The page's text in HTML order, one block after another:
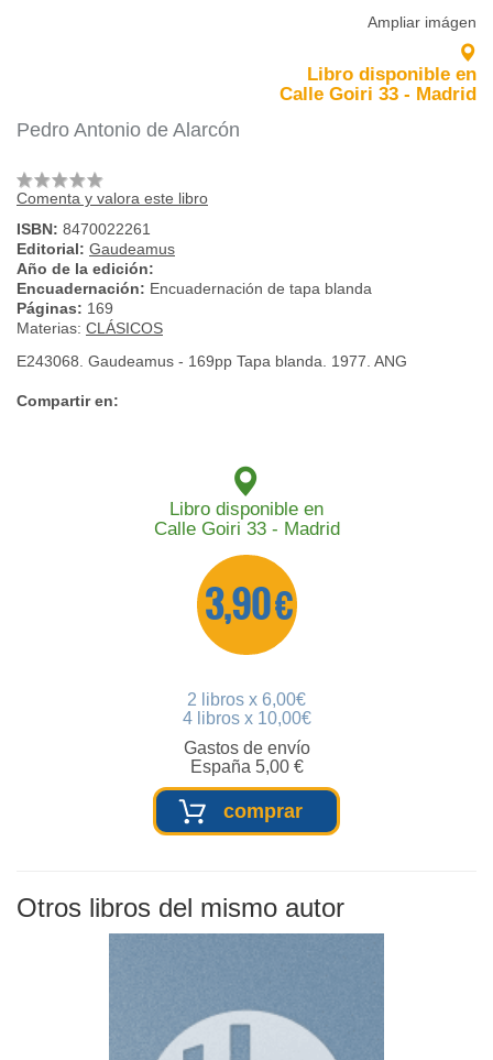
Ampliar imágen
Libro disponible en
Calle Goiri 33 - Madrid
Pedro Antonio de Alarcón
Comenta y valora este libro
ISBN: 8470022261
Editorial: Gaudeamus
Año de la edición:
Encuadernación: Encuadernación de tapa blanda
Páginas: 169
Materias: CLÁSICOS
E243068. Gaudeamus - 169pp Tapa blanda. 1977. ANG
Compartir en:
Libro disponible en
Calle Goiri 33 - Madrid
3,90 €
2 libros x 6,00€
4 libros x 10,00€
Gastos de envío
España 5,00 €
comprar
Otros libros del mismo autor